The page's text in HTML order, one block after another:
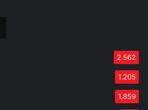
2.562
1.205
1.859